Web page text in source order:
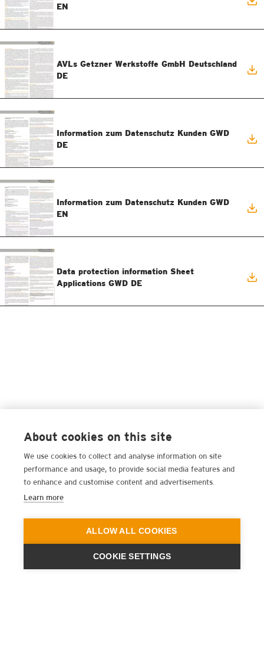
EN
AVLs Getzner Werkstoffe GmbH Deutschland
DE
Information zum Datenschutz Kunden GWD
DE
Information zum Datenschutz Kunden GWD
EN
Data protection information Sheet
Applications GWD DE
About cookies on this site
We use cookies to collect and analyse information on site
performance and usage, to provide social media features and
to enhance and customise content and advertisements.
Learn more
ALLOW ALL COOKIES
COOKIE SETTINGS